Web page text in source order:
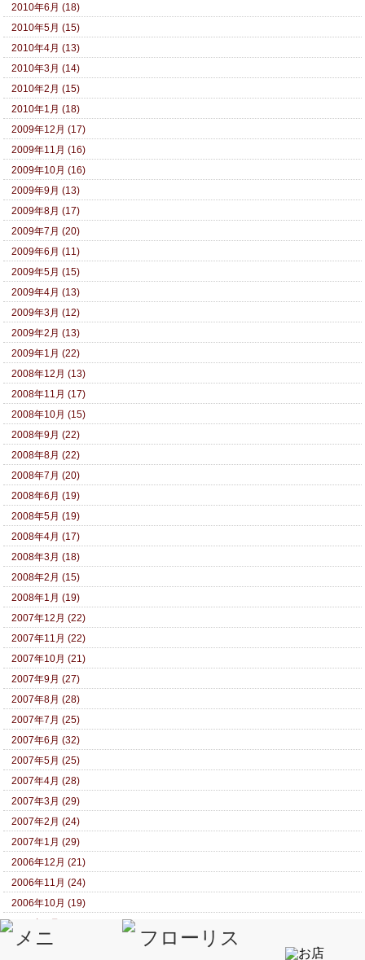
2010年6月 (18)
2010年5月 (15)
2010年4月 (13)
2010年3月 (14)
2010年2月 (15)
2010年1月 (18)
2009年12月 (17)
2009年11月 (16)
2009年10月 (16)
2009年9月 (13)
2009年8月 (17)
2009年7月 (20)
2009年6月 (11)
2009年5月 (15)
2009年4月 (13)
2009年3月 (12)
2009年2月 (13)
2009年1月 (22)
2008年12月 (13)
2008年11月 (17)
2008年10月 (15)
2008年9月 (22)
2008年8月 (22)
2008年7月 (20)
2008年6月 (19)
2008年5月 (19)
2008年4月 (17)
2008年3月 (18)
2008年2月 (15)
2008年1月 (19)
2007年12月 (22)
2007年11月 (22)
2007年10月 (21)
2007年9月 (27)
2007年8月 (28)
2007年7月 (25)
2007年6月 (32)
2007年5月 (25)
2007年4月 (28)
2007年3月 (29)
2007年2月 (24)
2007年1月 (29)
2006年12月 (21)
2006年11月 (24)
2006年10月 (19)
2006年9月 (18)
2006年8月 (20)